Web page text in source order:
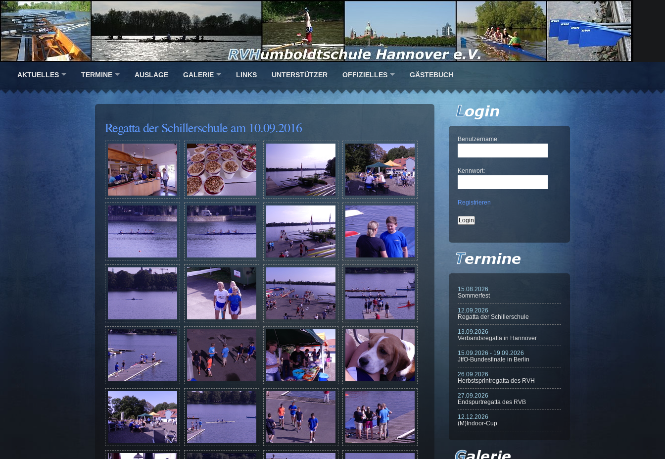
AKTUELLES TERMINE AUSLAGE GALERIE LINKS UNTERSTÜTZER OFFIZIELLES GÄSTEBUCH
Regatta der Schillerschule am 10.09.2016
Benutzername:
Kennwort:
Registrieren
15.08.2026
Sommerfest
12.09.2026
Regatta der Schillerschule
13.09.2026
Verbandsregatta in Hannover
15.09.2026 - 19.09.2026
JtfO-Bundesfinale in Berlin
26.09.2026
Herbstsprintregatta des RVH
27.09.2026
Endspurtregatta des RVB
12.12.2026
(M)Indoor-Cup